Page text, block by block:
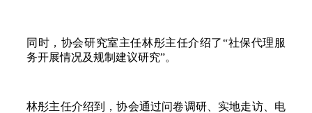
同时，协会研究室主任林彤主任介绍了“社保代理服
务开展情况及规制建议研究”。
林彤主任介绍到，协会通过问卷调研、实地走访、电